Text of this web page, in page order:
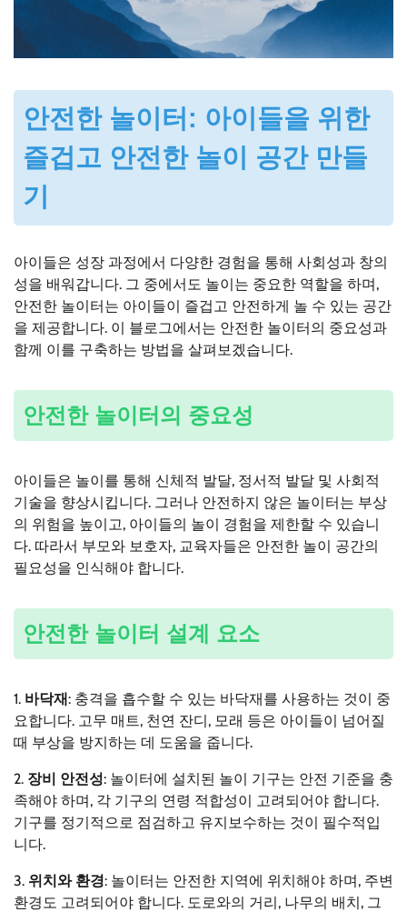
안전한 놀이터: 아이들을 위한
즐겁고 안전한 놀이 공간 만들
기
아이들은 성장 과정에서 다양한 경험을 통해 사회성과 창의
성을 배워갑니다. 그 중에서도 놀이는 중요한 역할을 하며,
안전한 놀이터는 아이들이 즐겁고 안전하게 놀 수 있는 공간
을 제공합니다. 이 블로그에서는 안전한 놀이터의 중요성과
함께 이를 구축하는 방법을 살펴보겠습니다.
안전한 놀이터의 중요성
아이들은 놀이를 통해 신체적 발달, 정서적 발달 및 사회적
기술을 향상시킵니다. 그러나 안전하지 않은 놀이터는 부상
의 위험을 높이고, 아이들의 놀이 경험을 제한할 수 있습니
다. 따라서 부모와 보호자, 교육자들은 안전한 놀이 공간의
필요성을 인식해야 합니다.
안전한 놀이터 설계 요소
1. 바닥재: 충격을 흡수할 수 있는 바닥재를 사용하는 것이 중
요합니다. 고무 매트, 천연 잔디, 모래 등은 아이들이 넘어질
때 부상을 방지하는 데 도움을 줍니다.
2. 장비 안전성: 놀이터에 설치된 놀이 기구는 안전 기준을 충
족해야 하며, 각 기구의 연령 적합성이 고려되어야 합니다.
기구를 정기적으로 점검하고 유지보수하는 것이 필수적입
니다.
3. 위치와 환경: 놀이터는 안전한 지역에 위치해야 하며, 주변
환경도 고려되어야 합니다. 도로와의 거리, 나무의 배치, 그